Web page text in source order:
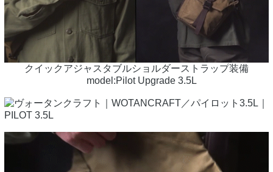
クイックアジャスタブルショルダーストラップ装備
model:Pilot Upgrade 3.5L